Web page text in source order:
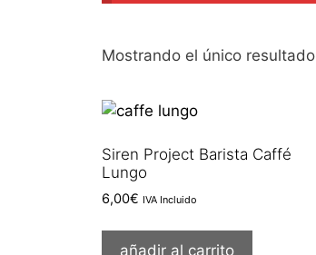
Mostrando el único resultado
Siren Project Barista Caffé
Lungo
6,00€ IVA Incluido
añadir al carrito